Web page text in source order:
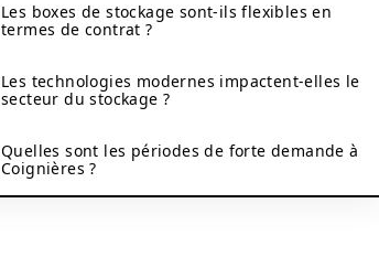
Les boxes de stockage sont-ils flexibles en
termes de contrat ?
Les technologies modernes impactent-elles le
secteur du stockage ?
Quelles sont les périodes de forte demande à
Coignières ?